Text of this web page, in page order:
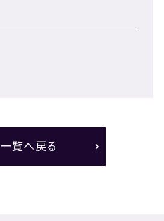
一覧へ戻る